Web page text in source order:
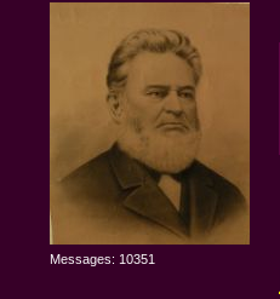
Messages: 10351